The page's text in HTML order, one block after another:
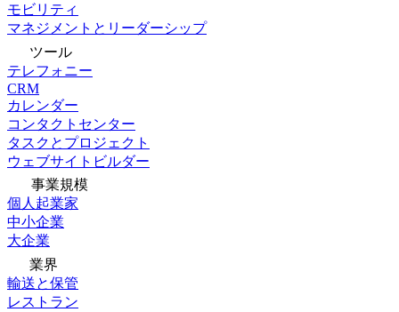
モビリティ
マネジメントとリーダーシップ
ツール
テレフォニー
CRM
カレンダー
コンタクトセンター
タスクとプロジェクト
ウェブサイトビルダー
事業規模
個人起業家
中小企業
大企業
業界
輸送と保管
レストラン